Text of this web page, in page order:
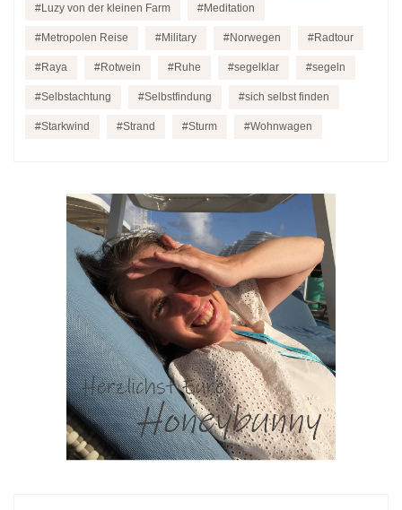
Luzy von der kleinen Farm Meditation
Metropolen Reise Military Norwegen Radtour
Raya Rotwein Ruhe segelklar segeln
Selbstachtung Selbstfindung sich selbst finden
Starkwind Strand Sturm Wohnwagen